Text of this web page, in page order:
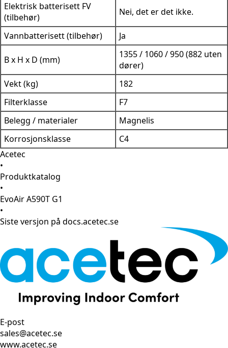
Elektrisk batterisett FV
(tilbehør)
Nei, det er det ikke.
Vannbatterisett (tilbehør) Ja
B x H x D (mm)
1355 / 1060 / 950 (882 uten
dører)
Vekt (kg)
182
Filterklasse
F7
Belegg / materialer
Magnelis
Korrosjonsklasse
C4
Acetec
•
Produktkatalog
•
EvoAir A590T G1
•
Siste versjon på docs.acetec.se
E-post
sales@acetec.se
www.acetec.se